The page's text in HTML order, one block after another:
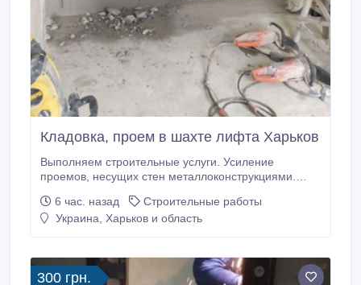
Кладовка, проем в шахте лифта Харьков
Выполняем строительные услуги. Усиление
проемов, несущих стен металлоконструкциями.
монтажные работы. Закупка, доставка металла для
усиления проемов. Проектирование,
пыли.
6 час. назад
Строительные работы
Украина, Харьков и область
300 грн.